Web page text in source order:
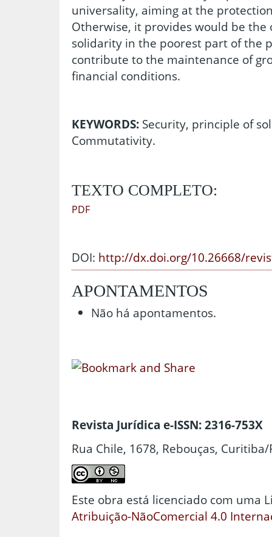
universality, aiming at the
Otherwise, it provides would be the
solidarity in the poorest part of the
contribute to the maintenance of
financial conditions.
KEYWORDS: Security, principle of
Commutativity.
TEXTO COMPLETO:
PDF
DOI: http://dx.doi.org/10.26668/
APONTAMENTOS
Não há apontamentos.
Revista Jurídica e-ISSN: 2316-753X
Rua Chile, 1678, Rebouças, Curitiba/
Este obra está licenciado com uma
Atribuição-NãoComercial 4.0